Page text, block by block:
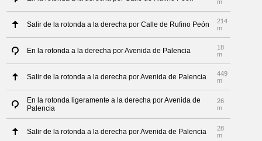
m
Salir de la rotonda a la derecha por Calle de Rufino Peón
214
m
En la rotonda a la derecha por Avenida de Palencia
18
m
Salir de la rotonda a la derecha por Avenida de Palencia
449
m
En la rotonda ligeramente a la derecha por Avenida de
Palencia
26
m
Salir de la rotonda a la derecha por Avenida de Palencia
28
m